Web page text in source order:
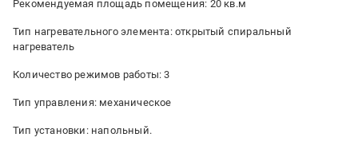
Рекомендуемая площадь помещения: 20 кв.м
Тип нагревательного элемента: открытый спиральный
нагреватель
Количество режимов работы: 3
Тип управления: механическое
Тип установки: напольный.